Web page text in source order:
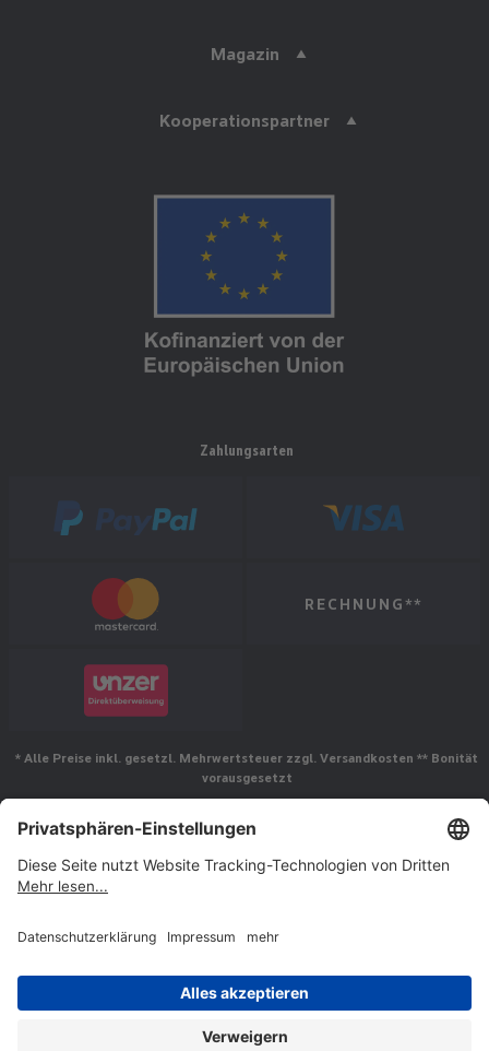
Magazin
Kooperationspartner
Zahlungsarten
RECHNUNG**
* Alle Preise inkl. gesetzl. Mehrwertsteuer zzgl. Versandkosten ** Bonität
vorausgesetzt
Folgen Sie uns
© Jakob Maul GmbH,
Jakob-Maul-Str. 17, 64732 Bad König, Deutschland